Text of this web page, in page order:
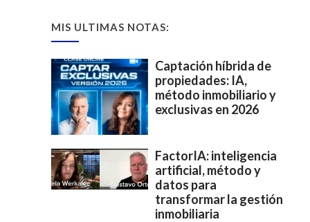
MIS ULTIMAS NOTAS:
Captación híbrida de
propiedades: IA,
método inmobiliario y
exclusivas en 2026
FactorIA: inteligencia
artificial, método y
datos para
transformar la gestión
inmobiliaria